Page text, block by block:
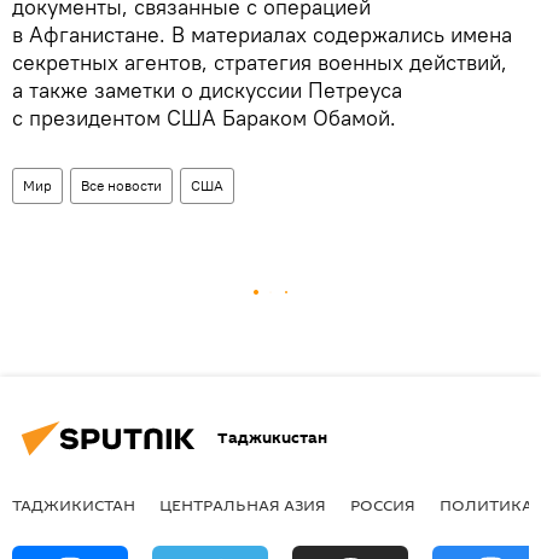
документы, связанные с операцией
в Афганистане. В материалах содержались имена
секретных агентов, стратегия военных действий,
а также заметки о дискуссии Петреуса
с президентом США Бараком Обамой.
Мир Все новости США
Таджикистан
ТАДЖИКИСТАН ЦЕНТРАЛЬНАЯ АЗИЯ РОССИЯ ПОЛИТИКА